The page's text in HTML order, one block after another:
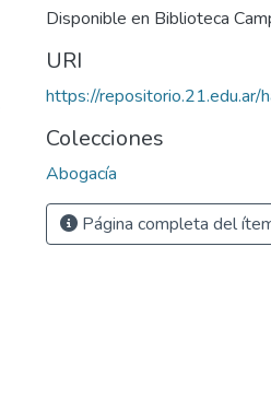
Disponible en Biblioteca
URI
https://
Colecciones
Abogacía
Página completa del